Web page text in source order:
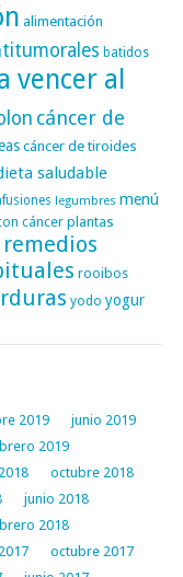
alimentación
batidos
vencer al
cáncer de
cáncer de tiroides
saludable
legumbres menú
cáncerplantas
remedios
rooibos
yodo yogur
2019
junio 2019
2019
octubre 2018
junio 2018
2018
octubre 2017